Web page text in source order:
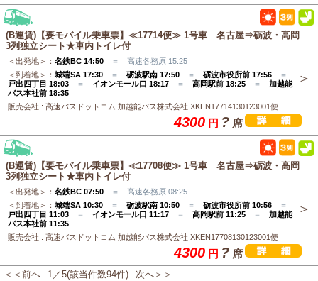
(B運賃)【要モバイル乗車票】≪17714便≫ 1号車 名古屋⇒砺波・高岡
3列独立シート★車内トイレ付
＜出発地＞： 名鉄BC 14:50 ＝ 高速各務原 15:25
＜到着地＞： 城端SA 17:30 ＝ 砺波駅南 17:50 ＝ 砺波市役所前 17:56 ＝
戸出四丁目 18:03 ＝ イオンモール口 18:17 ＝ 高岡駅前 18:25 ＝ 加越能
バス本社前 18:35
販売会社 : 高速バスドットコム 加越能バス株式会社 XKEN17714130123001便
4300 円 ? 席
(B運賃)【要モバイル乗車票】≪17708便≫ 1号車 名古屋⇒砺波・高岡
3列独立シート★車内トイレ付
＜出発地＞： 名鉄BC 07:50 ＝ 高速各務原 08:25
＜到着地＞： 城端SA 10:30 ＝ 砺波駅南 10:50 ＝ 砺波市役所前 10:56 ＝
戸出四丁目 11:03 ＝ イオンモール口 11:17 ＝ 高岡駅前 11:25 ＝ 加越能
バス本社前 11:35
販売会社 : 高速バスドットコム 加越能バス株式会社 XKEN17708130123001便
4300 円 ? 席
＜＜前へ 1／5(該当件数94件) 次へ＞＞